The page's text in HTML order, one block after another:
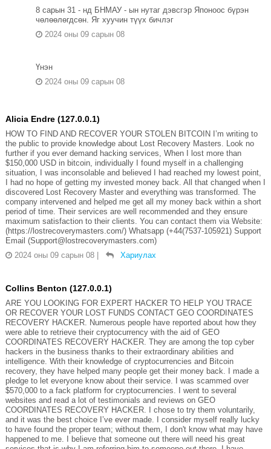
8 сарын 31 - нд БНМАУ - ын нутаг дэвсгэр Японоос бүрэн
чөлөөлөгдсөн. Яг хуучин түүх бичлэг
2024 оны 09 сарын 08
Үнэн
2024 оны 09 сарын 08
Alicia Endre (127.0.0.1)
HOW TO FIND AND RECOVER YOUR STOLEN BITCOIN I’m writing to
the public to provide knowledge about Lost Recovery Masters. Look no
further if you ever demand hacking services, When I lost more than
$150,000 USD in bitcoin, individually I found myself in a challenging
situation, I was inconsolable and believed I had reached my lowest point,
I had no hope of getting my invested money back. All that changed when I
discovered Lost Recovery Master and everything was transformed. The
company intervened and helped me get all my money back within a short
period of time. Their services are well recommended and they ensure
maximum satisfaction to their clients. You can contact them via Website:
(https://lostrecoverymasters.com/) Whatsapp (+44(7537-105921) Support
Email (Support@lostrecoverymasters.com)
2024 оны 09 сарын 08 | Хариулах
Collins Benton (127.0.0.1)
ARE YOU LOOKING FOR EXPERT HACKER TO HELP YOU TRACE
OR RECOVER YOUR LOST FUNDS CONTACT GEO COORDINATES
RECOVERY HACKER. Numerous people have reported about how they
were able to retrieve their cryptocurrency with the aid of GEO
COORDINATES RECOVERY HACKER. They are among the top cyber
hackers in the business thanks to their extraordinary abilities and
intelligence. With their knowledge of cryptocurrencies and Bitcoin
recovery, they have helped many people get their money back. I made a
pledge to let everyone know about their service. I was scammed over
$570,000 to a fack platform for cryptocurrencies. I went to several
websites and read a lot of testimonials and reviews on GEO
COORDINATES RECOVERY HACKER. I chose to try them voluntarily,
and it was the best choice I’ve ever made. I consider myself really lucky
to have found the proper team; without them, I don't know what may have
happened to me. I believe that someone out there will need his great